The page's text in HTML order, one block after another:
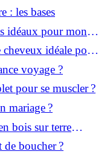
: les bases
idéaux pour mon
idéale pour
voyage ?
pour se muscler ?
mariage ?
bois sur terre
boucher ?